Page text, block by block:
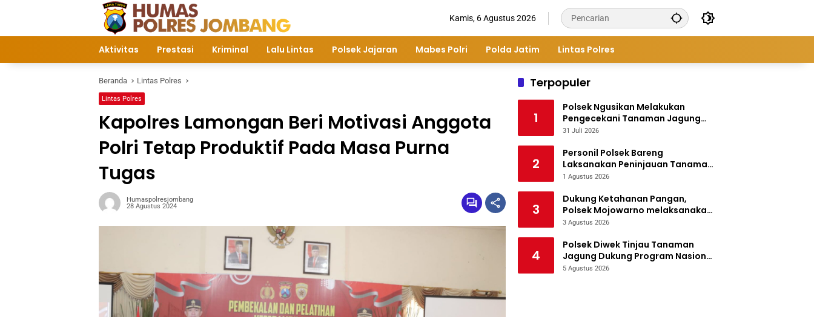
Kamis, 6 Agustus 2026
Aktivitas Prestasi Kriminal Lalu Lintas Polsek Jajaran Mabes Polri Polda Jatim Lintas Polres
Beranda Lintas Polres
Lintas Polres
Kapolres Lamongan Beri Motivasi Anggota
Polri Tetap Produktif Pada Masa Purna
Tugas
Humaspolresjombang
28 Agustus 2024
Terpopuler
1
Polsek Ngusikan Melakukan
Pengecekani Tanaman Jagung
Bantuan Dinas Pertanian melalui
31 Juli 2026
2
Personil Polsek Bareng
Laksanakan Peninjauan Tanaman
Jagung Dukung Program
1 Agustus 2026
3
Dukung Ketahanan Pangan,
Polsek Mojowarno melaksanakan
Pengecekan Tanaman Jagung
3 Agustus 2026
4
Polsek Diwek Tinjau Tanaman
Jagung Dukung Program Nasional
Asta Cita
5 Agustus 2026